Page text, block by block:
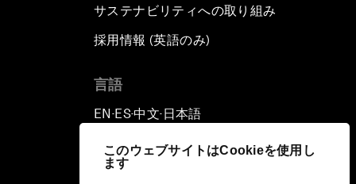
このウェブサイトはCookieを使用し
ます
サステナビリティへの取り組み
採用情報 (英語のみ)
言語
EN ▪ ES▪中文▪ 日本語